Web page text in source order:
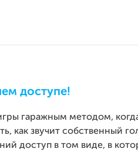
доступе!
гаражным методом,
как звучит собственный
доступ в том виде, в